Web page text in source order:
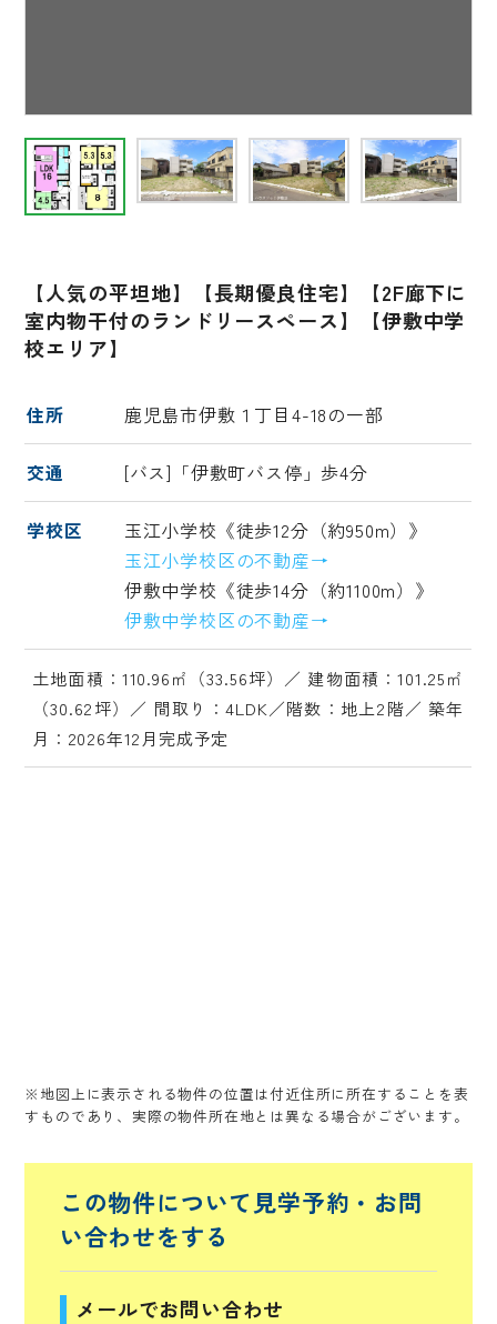
【人気の平坦地】【長期優良住宅】【2F廊下に
室内物干付のランドリースペース】【伊敷中学
校エリア】
住所 鹿児島市伊敷１丁目4-18の一部
交通 [バス]「伊敷町バス停」歩4分
学校区
玉江小学校《徒歩12分（約950m）》
玉江小学校区の不動産→
伊敷中学校《徒歩14分（約1100m）》
伊敷中学校区の不動産→
土地面積：110.96㎡（33.56坪）／ 建物面積：101.25㎡
（30.62坪）／ 間取り：4LDK／階数：地上2階／ 築年
月：2026年12月完成予定
※地図上に表示される物件の位置は付近住所に所在することを表
すものであり、実際の物件所在地とは異なる場合がございます。
この物件について見学予約・ お問
い合わせをする
メールでお問い合わせ